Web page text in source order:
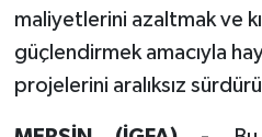
maliyetlerini azaltmak ve
güçlendirmek amacıyla
projelerini aralıksız